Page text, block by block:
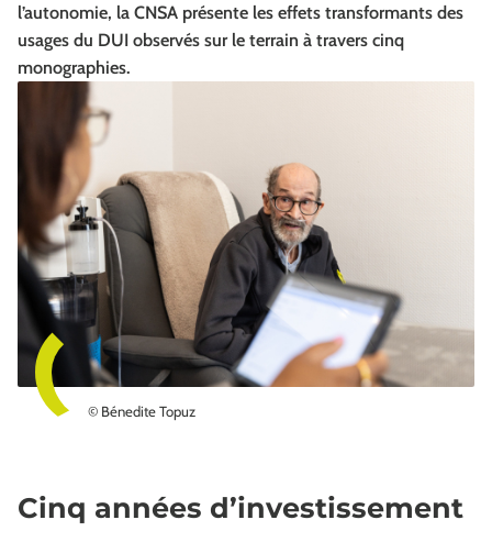
l’autonomie, la CNSA présente les effets transformants des
usages du DUI observés sur le terrain à travers cinq
monographies.
© Bénedite Topuz
Cinq années d’investissement